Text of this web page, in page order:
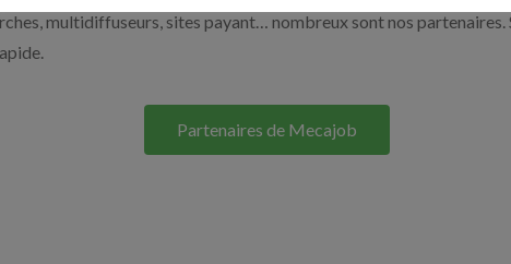
multidiffuseurs, sites payant… nombreux sont nos partenaires.
Partenaires de Mecajob